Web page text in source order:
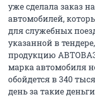
уже сделала заказ
автомобилей,
для служебных
указанной в
продукцию
марка автомобиля
обойдется в 340
день за такие